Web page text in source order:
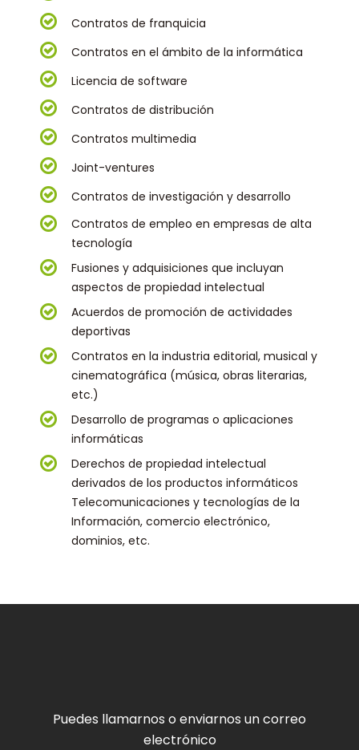
Contratos de franquicia
Contratos en el ámbito de la informática
Licencia de software
Contratos de distribución
Contratos multimedia
Joint-ventures
Contratos de investigación y desarrollo
Contratos de empleo en empresas de alta
tecnología
Fusiones y adquisiciones que incluyan
aspectos de propiedad intelectual
Acuerdos de promoción de actividades
deportivas
Contratos en la industria editorial, musical y
cinematográfica (música, obras literarias,
etc.)
Desarrollo de programas o aplicaciones
informáticas
Derechos de propiedad intelectual
derivados de los productos informáticos
Telecomunicaciones y tecnologías de la
Información, comercio electrónico,
dominios, etc.
Puedes llamarnos o enviarnos un correo
electrónico